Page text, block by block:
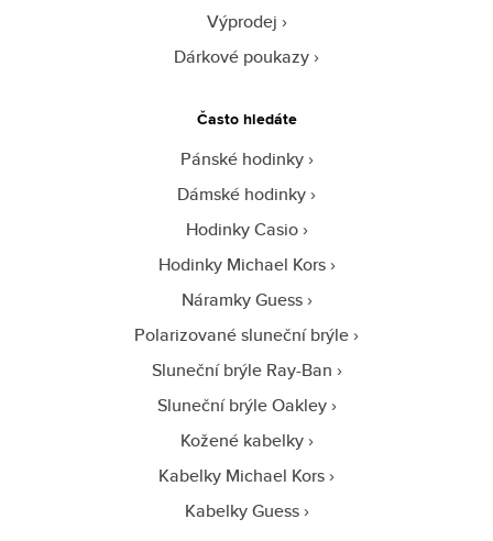
Výprodej
Dárkové poukazy
Často hledáte
Pánské hodinky
Dámské hodinky
Hodinky Casio
Hodinky Michael Kors
Náramky Guess
Polarizované sluneční brýle
Sluneční brýle Ray-Ban
Sluneční brýle Oakley
Kožené kabelky
Kabelky Michael Kors
Kabelky Guess